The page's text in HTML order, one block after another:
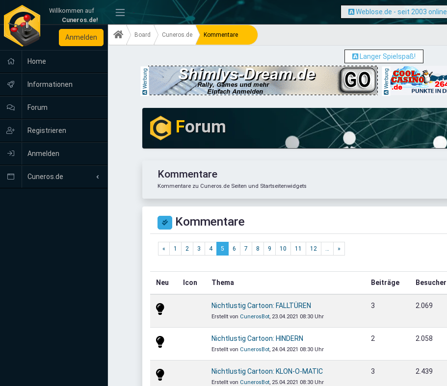
Willkommen auf
Cuneros.de!
- Weblose.de - seit 2003 online
Anmelden
Home
Informationen
Forum
Registrieren
Anmelden
Cuneros.de
Board Cuneros.de Kommentare
Langer Spielspaß!
Werbung Werbung
Forum
Kommentare
Kommentare zu Cuneros.de Seiten und Startseitenwidgets
Kommentare
« 1 2 3 4 5 6 7 8 9 10 11 12 »
Neu Icon Thema Beiträge Besucher
Nichtlustig Cartoon: FALLTÜREN
Erstellt von CunerosBot, 23.04.2021 08:30 Uhr
3 2.069
Nichtlustig Cartoon: HINDERN
Erstellt von CunerosBot, 24.04.2021 08:30 Uhr
2 2.058
Nichtlustig Cartoon: KLON-O-MATIC
Erstellt von CunerosBot, 25.04.2021 08:30 Uhr
3 2.439